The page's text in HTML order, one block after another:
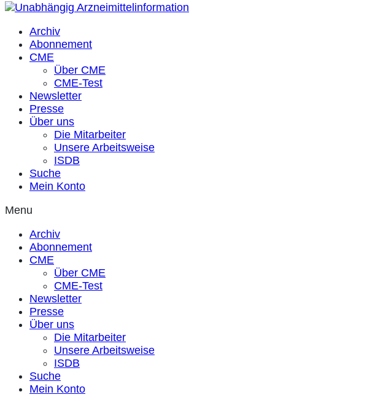
Archiv
Abonnement
CME
Über CME
CME-Test
Newsletter
Presse
Über uns
Die Mitarbeiter
Unsere Arbeitsweise
ISDB
Suche
Mein Konto
Menu
Archiv
Abonnement
CME
Über CME
CME-Test
Newsletter
Presse
Über uns
Die Mitarbeiter
Unsere Arbeitsweise
ISDB
Suche
Mein Konto